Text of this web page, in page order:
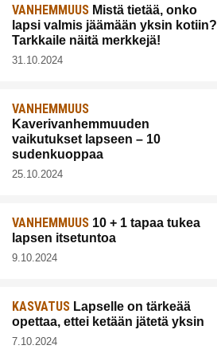
VANHEMMUUS Mistä tietää, onko
lapsi valmis jäämään yksin kotiin?
Tarkkaile näitä merkkejä!
31.10.2024
VANHEMMUUS
Kaverivanhemmuuden
vaikutukset lapseen – 10
sudenkuoppaa
25.10.2024
VANHEMMUUS 10 + 1 tapaa tukea
lapsen itsetuntoa
9.10.2024
KASVATUS Lapselle on tärkeää
opettaa, ettei ketään jätetä yksin
7.10.2024